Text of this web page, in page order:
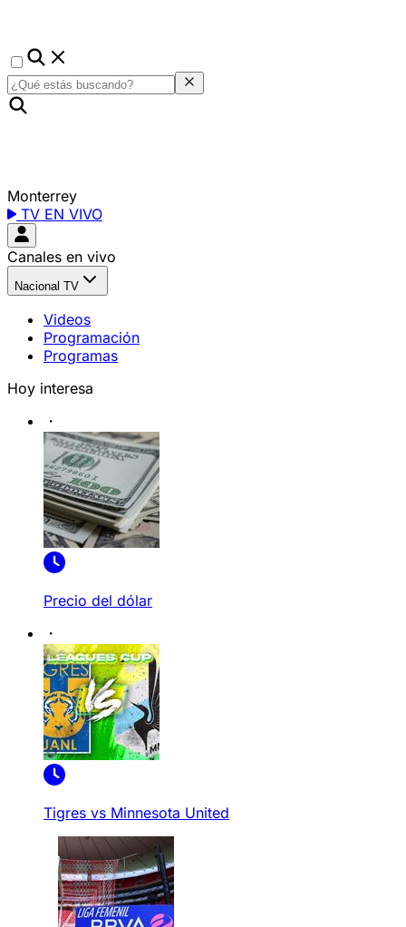
Monterrey
TV EN VIVO
Canales en vivo
Nacional TV
Videos
Programación
Programas
Hoy interesa
Precio del dólar
Tigres vs Minnesota United